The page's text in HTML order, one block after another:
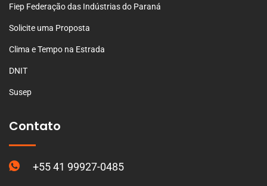
Fiep Federação das Indústrias do Paraná
Solicite uma Proposta
Clima e Tempo na Estrada
DNIT
Susep
Contato
+55 41 99927-0485